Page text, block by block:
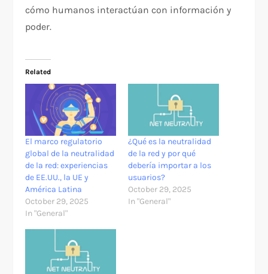
cómo humanos interactúan con información y
poder.
Related
El marco regulatorio
global de la neutralidad
de la red: experiencias
de EE.UU., la UE y
América Latina
October 29, 2025
In "General"
¿Qué es la neutralidad
de la red y por qué
debería importar a los
usuarios?
October 29, 2025
In "General"